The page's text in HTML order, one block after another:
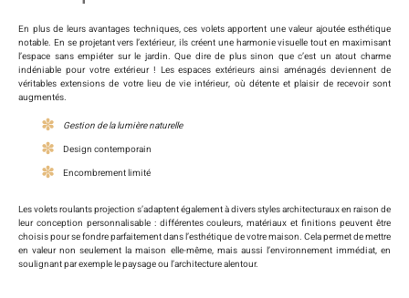
En plus de leurs avantages techniques, ces volets apportent une valeur ajoutée esthétique
notable. En se projetant vers l’extérieur, ils créent une harmonie visuelle tout en maximisant
l’espace sans empiéter sur le jardin. Que dire de plus sinon que c’est un atout charme
indéniable pour votre extérieur ! Les espaces extérieurs ainsi aménagés deviennent de
véritables extensions de votre lieu de vie intérieur, où détente et plaisir de recevoir sont
augmentés.
Gestion de la lumière naturelle
Design contemporain
Encombrement limité
Les volets roulants projection s’adaptent également à divers styles architecturaux en raison de
leur conception personnalisable : différentes couleurs, matériaux et finitions peuvent être
choisis pour se fondre parfaitement dans l’esthétique de votre maison. Cela permet de mettre
en valeur non seulement la maison elle-même, mais aussi l’environnement immédiat, en
soulignant par exemple le paysage ou l’architecture alentour.